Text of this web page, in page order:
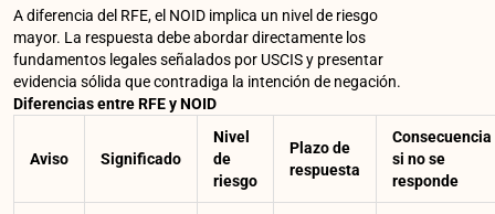
A diferencia del RFE, el NOID implica un nivel de riesgo
mayor. La respuesta debe abordar directamente los
fundamentos legales señalados por USCIS y presentar
evidencia sólida que contradiga la intención de negación.
Diferencias entre RFE y NOID
Aviso Significado
Nivel
de
riesgo
Plazo de
respuesta
Consecuencia
si no se
responde